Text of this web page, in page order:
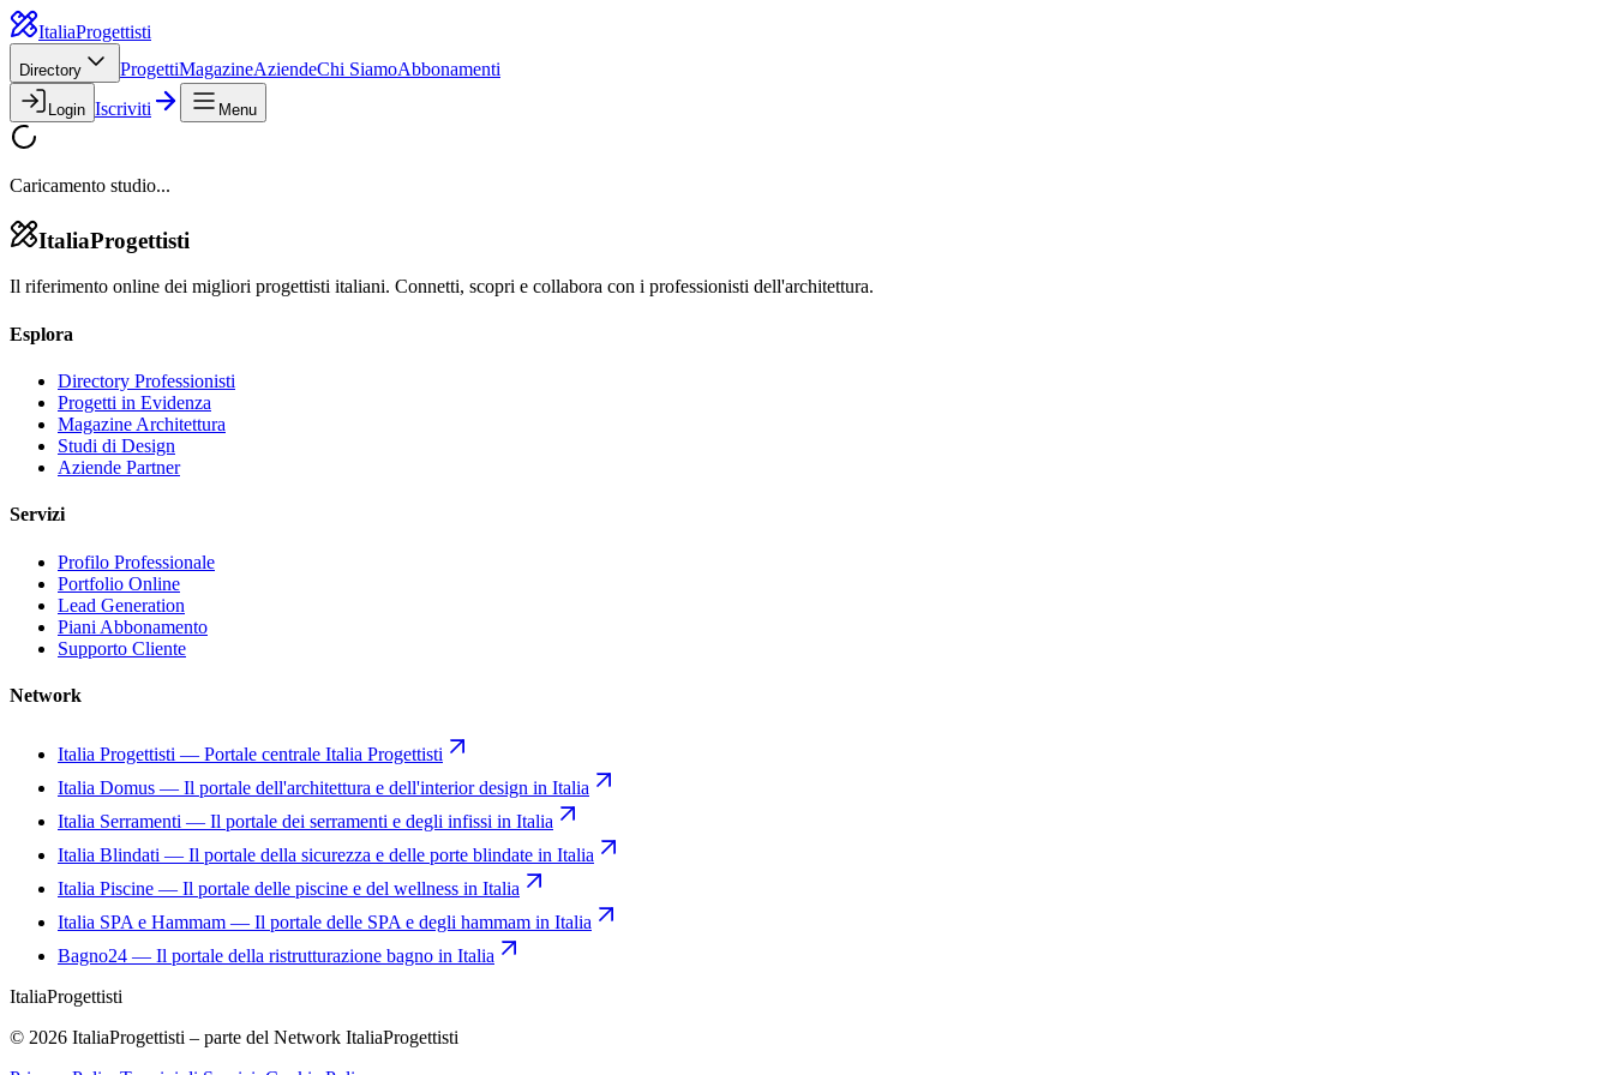
ItaliaProgettisti
Directory ProgettiMagazineAziendeChi SiamoAbbonamenti
Login Iscriviti Menu
Caricamento studio...
ItaliaProgettisti
Il riferimento online dei migliori progettisti italiani. Connetti, scopri e collabora con i professionisti dell'architettura.
Esplora
Directory Professionisti
Progetti in Evidenza
Magazine Architettura
Studi di Design
Aziende Partner
Servizi
Profilo Professionale
Portfolio Online
Lead Generation
Piani Abbonamento
Supporto Cliente
Network
Italia Progettisti — Portale centrale Italia Progettisti
Italia Domus — Il portale dell'architettura e dell'interior design in Italia
Italia Serramenti — Il portale dei serramenti e degli infissi in Italia
Italia Blindati — Il portale della sicurezza e delle porte blindate in Italia
Italia Piscine — Il portale delle piscine e del wellness in Italia
Italia SPA e Hammam — Il portale delle SPA e degli hammam in Italia
Bagno24 — Il portale della ristrutturazione bagno in Italia
ItaliaProgettisti
© 2026 ItaliaProgettisti – parte del Network ItaliaProgettisti